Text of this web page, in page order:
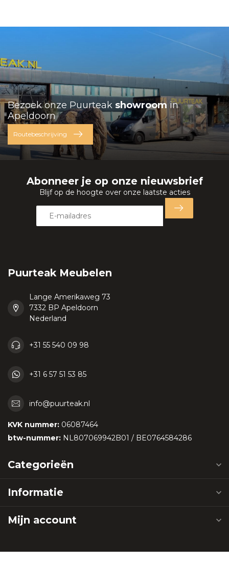
Bezoek onze Puurteak showroom in
Apeldoorn
Routebeschrijving
Abonneer je op onze nieuwsbrief
Blijf op de hoogte over onze laatste acties
Puurteak Meubelen
Lange Amerikaweg 73
7332 BP Apeldoorn
Nederland
+31 55 540 09 98
+31 6 57 51 53 85
info@puurteak.nl
KVK nummer: 06087464
btw-nummer: NL807069942B01 / BE0764584286
Categorieën
Informatie
Mijn account